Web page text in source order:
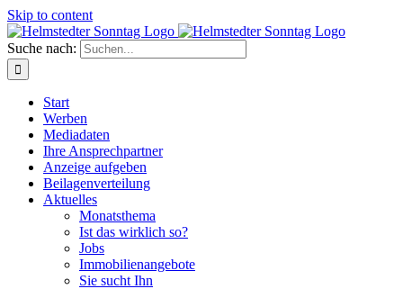
Skip to content
Suche nach:
Start
Werben
Mediadaten
Ihre Ansprechpartner
Anzeige aufgeben
Beilagenverteilung
Aktuelles
Monatsthema
Ist das wirklich so?
Jobs
Immobilienangebote
Sie sucht Ihn